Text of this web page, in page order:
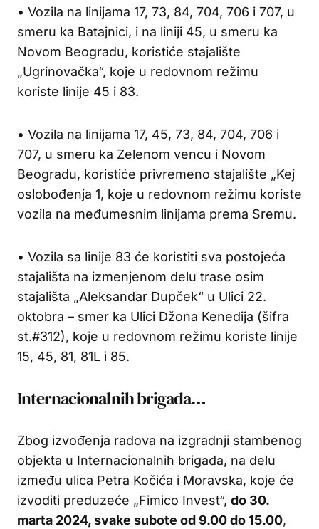
• Vozila na linijama 17, 73, 84, 704, 706 i 707, u
smeru ka Batajnici, i na liniji 45, u smeru ka
Novom Beogradu, koristiće stajalište
„Ugrinovačka“, koje u redovnom režimu
koriste linije 45 i 83.
• Vozila na linijama 17, 45, 73, 84, 704, 706 i
707, u smeru ka Zelenom vencu i Novom
Beogradu, koristiće privremeno stajalište „Kej
oslobođenja 1, koje u redovnom režimu koriste
vozila na međumesnim linijama prema Sremu.
• Vozila sa linije 83 će koristiti sva postojeća
stajališta na izmenjenom delu trase osim
stajališta „Aleksandar Dupček“ u Ulici 22.
oktobra – smer ka Ulici Džona Kenedija (šifra
st.#312), koje u redovnom režimu koriste linije
15, 45, 81, 81L i 85.
Internacionalnih brigada…
Zbog izvođenja radova na izgradnji stambenog
objekta u Internacionalnih brigada, na delu
između ulica Petra Kočića i Moravska, koje će
izvoditi preduzeće „Fimico Invest“, do 30.
marta 2024, svake subote od 9.00 do 15.00,